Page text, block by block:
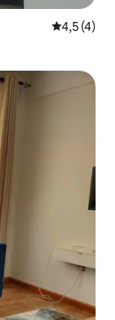
4,5 de
4,5 (4)